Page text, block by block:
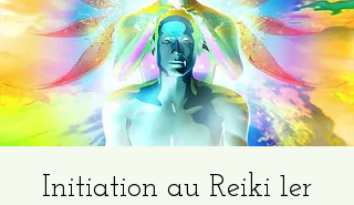
Initiation au Reiki 1er